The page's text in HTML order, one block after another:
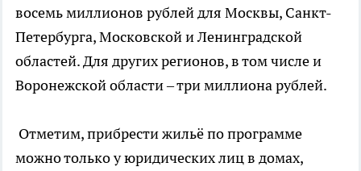
восемь миллионов рублей для Москвы, Санкт-
Петербурга, Московской и Ленинградской
областей. Для других регионов, в том числе и
Воронежской области – три миллиона рублей.
Отметим, прибрести жильё по программе
можно только у юридических лиц в домах,